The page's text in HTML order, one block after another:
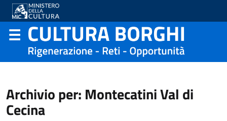
Archivio per: Montecatini Val di
Cecina